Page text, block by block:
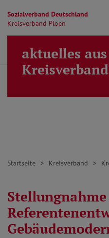
Sozialverband Deutschland
Kreisverband Ploen
Direkt zu den Inhalten
MENÜ
aktuelles
Startseite Kreisverband
Stellungnahme